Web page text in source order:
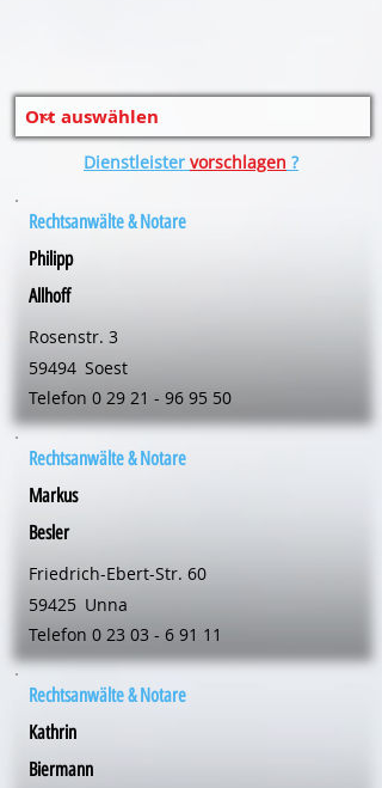
Dienstleister vorschlagen ?
Rechtsanwälte & Notare
Philipp
Allhoff
Rosenstr. 3
59494 Soest
Telefon 0 29 21 - 96 95 50
Rechtsanwälte & Notare
Markus
Besler
Friedrich-Ebert-Str. 60
59425 Unna
Telefon 0 23 03 - 6 91 11
Rechtsanwälte & Notare
Kathrin
Biermann